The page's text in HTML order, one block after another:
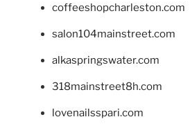
coffeeshopcharleston.com
salon104mainstreet.com
alkaspringswater.com
318mainstreet8h.com
lovenailsspari.com